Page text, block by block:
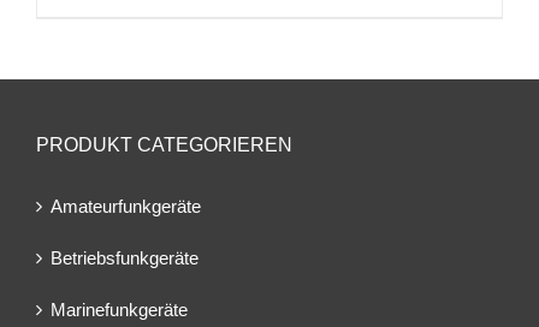
PRODUKT CATEGORIEREN
Amateurfunkgeräte
Betriebsfunkgeräte
Marinefunkgeräte